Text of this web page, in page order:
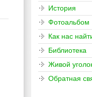
История
Фотоальбом
Как нас
Библиотека
Живой
Обратная